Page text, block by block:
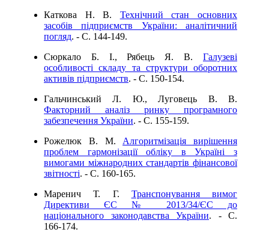
Каткова Н. В. Технічний стан основних
засобів підприємств України: аналітичний
погляд. - C. 144-149.
Сюркало Б. І., Рябець Я. В. Галузеві
особливості складу та структури оборотних
активів підприємств. - C. 150-154.
Гальчинський Л. Ю., Луговець В. В.
Факторний аналіз ринку програмного
забезпечення України. - C. 155-159.
Рожелюк В. М. Алгоритмізація вирішення
проблем гармонізації обліку в Україні з
вимогами міжнародних стандартів фінансової
звітності. - C. 160-165.
Маренич Т. Г. Транспонування вимог
Директиви ЄС № 2013/34/ЄС до
національного законодавства України. - C.
166-174.